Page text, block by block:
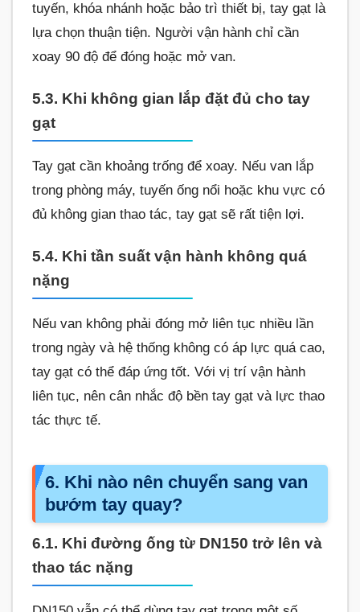
tuyến, khóa nhánh hoặc bảo trì thiết bị, tay gạt là
lựa chọn thuận tiện. Người vận hành chỉ cần
xoay 90 độ để đóng hoặc mở van.
5.3. Khi không gian lắp đặt đủ cho tay
gạt
Tay gạt cần khoảng trống để xoay. Nếu van lắp
trong phòng máy, tuyến ống nổi hoặc khu vực có
đủ không gian thao tác, tay gạt sẽ rất tiện lợi.
5.4. Khi tần suất vận hành không quá
nặng
Nếu van không phải đóng mở liên tục nhiều lần
trong ngày và hệ thống không có áp lực quá cao,
tay gạt có thể đáp ứng tốt. Với vị trí vận hành
liên tục, nên cân nhắc độ bền tay gạt và lực thao
tác thực tế.
6. Khi nào nên chuyển sang van
bướm tay quay?
6.1. Khi đường ống từ DN150 trở lên và
thao tác nặng